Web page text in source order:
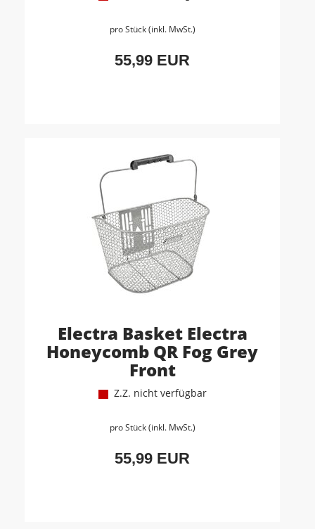
pro Stück (inkl. MwSt.)
55,99 EUR
Electra Basket Electra
Honeycomb QR Fog Grey
Front
Z.Z. nicht verfügbar
pro Stück (inkl. MwSt.)
55,99 EUR